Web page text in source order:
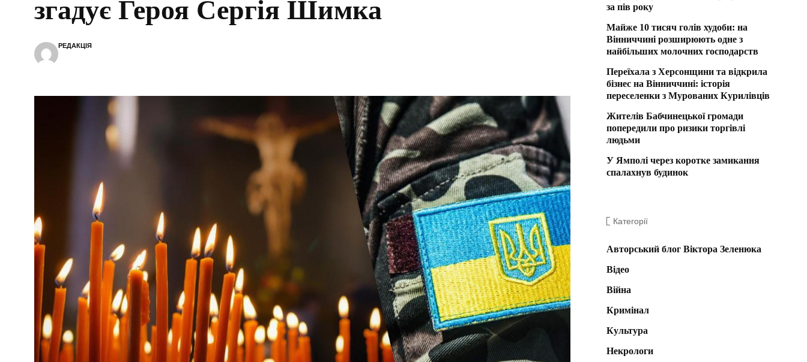
згадує Героя Сергія Шимка
РЕДАКЦІЯ
за пів року
Майже 10 тисяч голів худоби: на
Вінниччині розширюють одне з
найбільших молочних господарств
Переїхала з Херсонщини та відкрила
бізнес на Вінниччині: історія
переселенки з Мурованих Курилівців
Жителів Бабчинецької громади
попередили про ризики торгівлі
людьми
У Ямполі через коротке замикання
спалахнув будинок
Категорії
Авторський блог Віктора Зеленюка
Відео
Війна
Кримінал
Культура
Некрологи